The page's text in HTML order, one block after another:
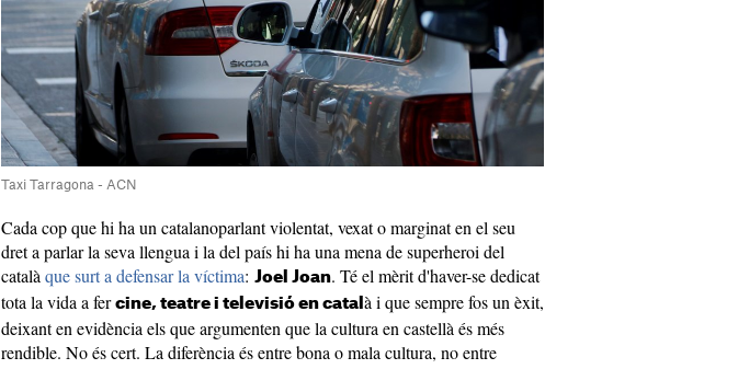
Taxi Tarragona - ACN
Cada cop que hi ha un catalanoparlant violentat, vexat o marginat en el seu
dret a parlar la seva llengua i la del país hi ha una mena de superheroi del
català que surt a defensar la víctima: Joel Joan. Té el mèrit d'haver-se dedicat
tota la vida a fer cine, teatre i televisió en catal à i que sempre fos un èxit,
deixant en evidència els que argumenten que la cultura en castellà és més
rendible. No és cert. La diferència és entre bona o mala cultura, no entre